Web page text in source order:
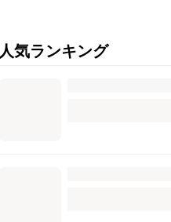
人気ランキング